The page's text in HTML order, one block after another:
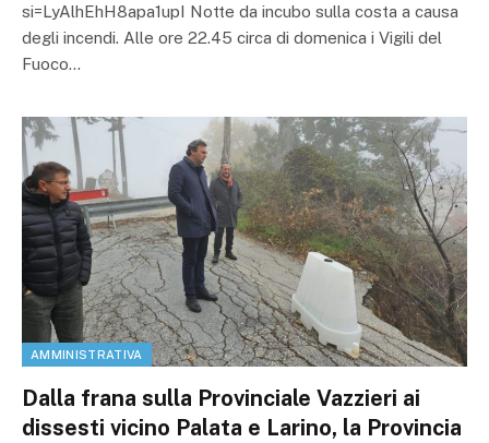
si=LyAlhEhH8apa1upI Notte da incubo sulla costa a causa
degli incendi. Alle ore 22.45 circa di domenica i Vigili del
Fuoco…
AMMINISTRATIVA
Dalla frana sulla Provinciale Vazzieri ai
dissesti vicino Palata e Larino, la Provincia